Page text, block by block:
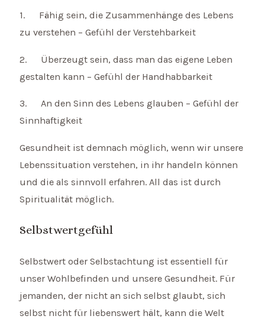
1. Fähig sein, die Zusammenhänge des Lebens
zu verstehen – Gefühl der Verstehbarkeit
2. Überzeugt sein, dass man das eigene Leben
gestalten kann – Gefühl der Handhabbarkeit
3. An den Sinn des Lebens glauben – Gefühl der
Sinnhaftigkeit
Gesundheit ist demnach möglich, wenn wir unsere
Lebenssituation verstehen, in ihr handeln können
und die als sinnvoll erfahren. All das ist durch
Spiritualität möglich.
Selbstwertgefühl
Selbstwert oder Selbstachtung ist essentiell für
unser Wohlbefinden und unsere Gesundheit. Für
jemanden, der nicht an sich selbst glaubt, sich
selbst nicht für liebenswert hält, kann die Welt